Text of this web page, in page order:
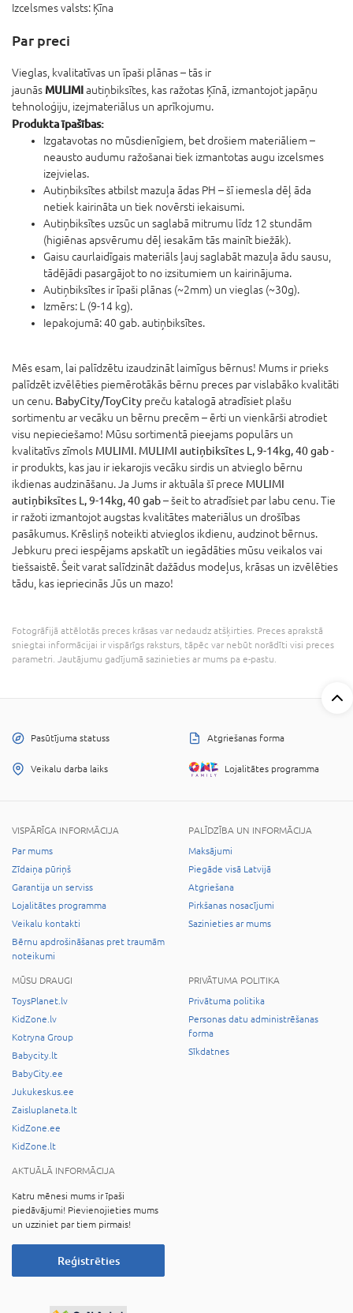
Izcelsmes valsts: Ķīna
Par preci
Vieglas, kvalitatīvas un īpaši plānas – tās ir
jaunās MULIMIautiņbiksītes, kas ražotas Ķīnā, izmantojot japāņu
tehnoloģiju, izejmateriālus un aprīkojumu.
Produkta īpašības:
Izgatavotas no mūsdienīgiem, bet drošiem materiāliem –
neausto audumu ražošanai tiek izmantotas augu izcelsmes
izejvielas.
Autiņbiksītes atbilst mazuļa ādas PH – šī iemesla dēļ āda
netiek kairināta un tiek novērsti iekaisumi.
Autiņbiksītes uzsūc un saglabā mitrumu līdz 12 stundām
(higiēnas apsvērumu dēļ iesakām tās mainīt biežāk).
Gaisu caurlaidīgais materiāls ļauj saglabāt mazuļa ādu sausu,
tādējādi pasargājot to no izsitumiem un kairinājuma.
Autiņbiksītes ir īpaši plānas (~2mm) un vieglas (~30g).
Izmērs: L (9-14 kg).
Iepakojumā: 40 gab. autiņbiksītes.
Mēs esam, lai palīdzētu izaudzināt laimīgus bērnus! Mums ir prieks
palīdzēt izvēlēties piemērotākās bērnu preces par vislabāko kvalitāti
un cenu. BabyCity/ToyCity preču katalogā atradīsiet plašu
sortimentu ar vecāku un bērnu precēm – ērti un vienkārši atrodiet
visu nepieciešamo! Mūsu sortimentā pieejams populārs un
kvalitatīvs zīmols MULIMI. MULIMI autiņbiksītes L, 9-14kg, 40 gab-
ir produkts, kas jau ir iekarojis vecāku sirdis un atvieglo bērnu
ikdienas audzināšanu. Ja Jums ir aktuāla šī prece MULIMI
autiņbiksītes L, 9-14kg, 40 gab– šeit to atradīsiet par labu cenu. Tie
ir ražoti izmantojot augstas kvalitātes materiālus un drošības
pasākumus. Krēsliņš noteikti atvieglos ikdienu, audzinot bērnus.
Jebkuru preci iespējams apskatīt un iegādāties mūsu veikalos vai
tiešsaistē. Šeit varat salīdzināt dažādus modeļus, krāsas un izvēlēties
tādu, kas iepriecinās Jūs un mazo!
Fotogrāfijā attēlotās preces krāsas var nedaudz atšķirties. Preces aprakstā
sniegtai informācijai ir vispārīgs raksturs, tāpēc var nebūt norādīti visi preces
parametri. Jautājumu gadījumā sazinieties ar mums pa e-pastu.
Pasūtījuma statuss Atgriešanas forma
Veikalu darba laiks Lojalitātes programma
VISPĀRĪGA INFORMĀCIJA
Par mums
Zīdaiņa pūriņš
Garantija un serviss
Lojalitātes programma
Veikalu kontakti
Bērnu apdrošināšanas pret traumām
noteikumi
PALĪDZĪBA UN INFORMĀCIJA
Maksājumi
Piegāde visā Latvijā
Atgriešana
Pirkšanas nosacījumi
Sazinieties ar mums
MŪSU DRAUGI
ToysPlanet.lv
KidZone.lv
Kotryna Group
Babycity.lt
BabyCity.ee
Jukukeskus.ee
Zaisluplaneta.lt
KidZone.ee
KidZone.lt
PRIVĀTUMA POLITIKA
Privātuma politika
Personas datu administrēšanas
forma
Sīkdatnes
AKTUĀLĀ INFORMĀCIJA
Katru mēnesi mums ir īpaši
piedāvājumi! Pievienojieties mums
un uzziniet par tiem pirmais!
Reģistrēties